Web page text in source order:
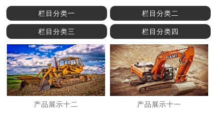
栏目分类一 栏目分类二
栏目分类三 栏目分类四
产品展示十二 产品展示十一